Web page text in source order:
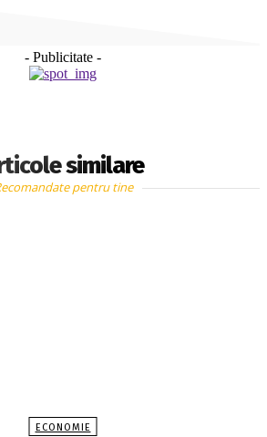
- Publicitate -
similare
pentru tine
ECONOMIE